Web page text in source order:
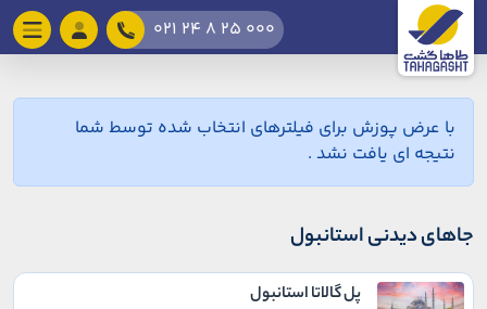
021 24 8 25 000
با عرض پوزش برای فیلترهای انتخاب شده توسط شما
نتیجه ای یافت نشد .
جاهای دیدنی استانبول
پل گالاتا استانبول